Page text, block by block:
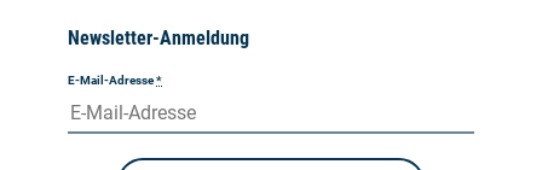
Newsletter-Anmeldung
E-Mail-Adresse*